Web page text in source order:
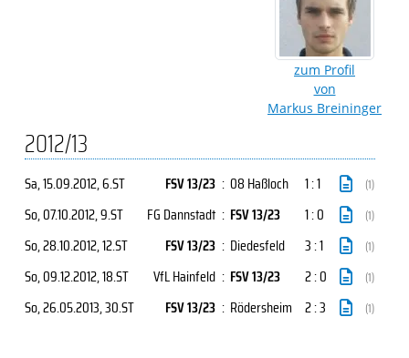
zum Profil
von
Markus Breininger
2012/13
Sa, 15.09.2012, 6.ST FSV 13/23 : 08 Haßloch 1 : 1 (1)
So, 07.10.2012, 9.ST FG Dannstadt : FSV 13/23 1 : 0 (1)
So, 28.10.2012, 12.ST FSV 13/23 : Diedesfeld 3 : 1 (1)
So, 09.12.2012, 18.ST VfL Hainfeld : FSV 13/23 2 : 0 (1)
So, 26.05.2013, 30.ST FSV 13/23 : Rödersheim 2 : 3 (1)